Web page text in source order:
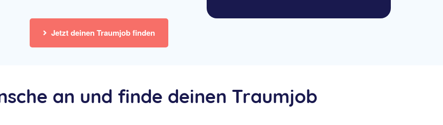
Jetzt deinen Traumjob finden
an und finde deinen Traumjob